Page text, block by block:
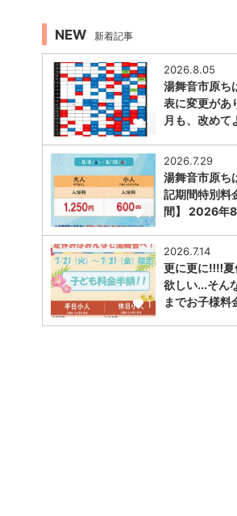
NEW 新着記事
1
2026.8.05
湯舞音市原ち
表に変更があ
月も、改めて
1
2026.7.29
湯舞音市原ち
記期間特別料
間】 2026年
1
2026.7.14
更に更に‼️‼️夏
欲しい...そん
までお子様